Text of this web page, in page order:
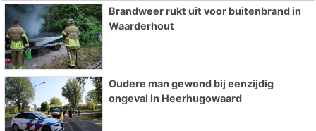
Brandweer rukt uit voor buitenbrand in
Waarderhout
Oudere man gewond bij eenzijdig
ongeval in Heerhugowaard